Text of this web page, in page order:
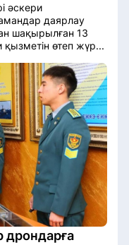
әскери
даярлау
шақырылған 13
қызметін өтеп жүр...
дрондарға